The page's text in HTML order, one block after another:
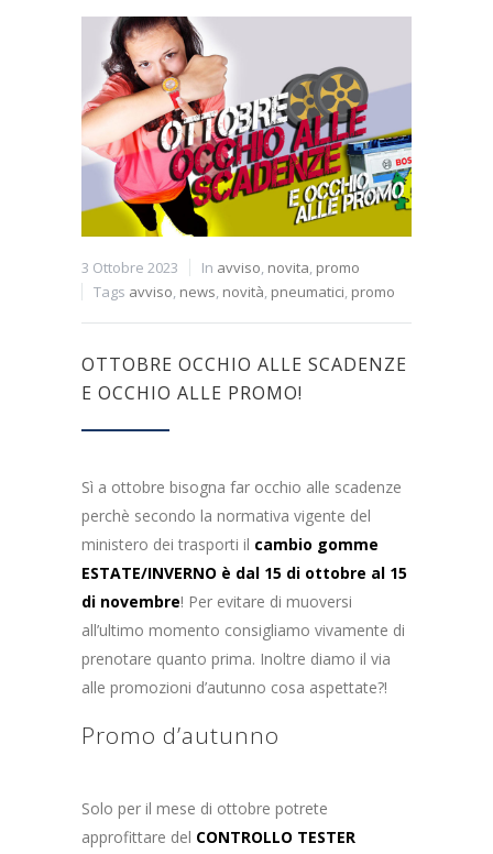
3 Ottobre 2023 In avviso, novita, promo
Tags avviso, news, novità, pneumatici, promo
OTTOBRE OCCHIO ALLE SCADENZE
E OCCHIO ALLE PROMO!
Sì a ottobre bisogna far occhio alle scadenze
perchè secondo la normativa vigente del
ministero dei trasporti il cambio gomme
ESTATE/INVERNO è dal 15 di ottobre al 15
di novembre! Per evitare di muoversi
all’ultimo momento consigliamo vivamente di
prenotare quanto prima. Inoltre diamo il via
alle promozioni d’autunno cosa aspettate?!
Promo d’autunno
Solo per il mese di ottobre potrete
approfittare del CONTROLLO TESTER